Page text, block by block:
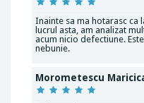
Inainte sa ma hotarasc ca
lucrul asta, am analizat
acum nicio defectiune.
nebunie.
Morometescu